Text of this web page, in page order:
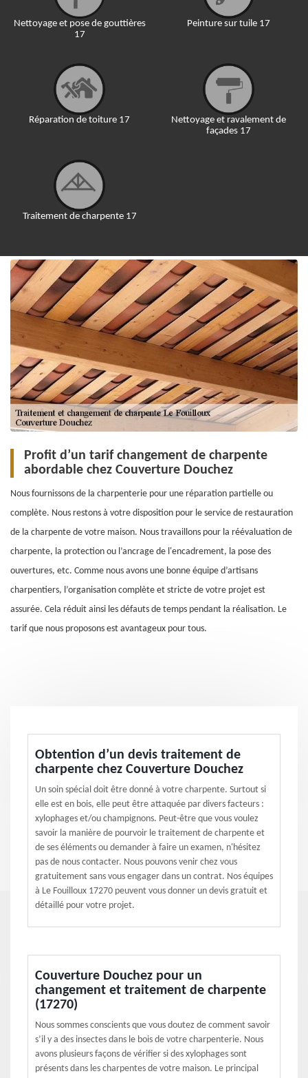
Nettoyage et pose de gouttières
17
Réparation de toiture 17
Traitement de charpente 17
Peinture sur tuile 17
Nettoyage et ravalement de
façades 17
Profit d’un tarif changement de charpente
abordable chez Couverture Douchez
Nous fournissons de la charpenterie pour une réparation partielle ou
complète. Nous restons à votre disposition pour le service de restauration
de la charpente de votre maison. Nous travaillons pour la réévaluation de
charpente, la protection ou l’ancrage de l'encadrement, la pose des
ouvertures, etc. Comme nous avons une bonne équipe d’artisans
charpentiers, l’organisation complète et stricte de votre projet est
assurée. Cela réduit ainsi les défauts de temps pendant la réalisation. Le
tarif que nous proposons est avantageux pour tous.
Obtention d’un devis traitement de
charpente chez Couverture Douchez
Un soin spécial doit être donné à votre charpente. Surtout si
elle est en bois, elle peut être attaquée par divers facteurs :
xylophages et/ou champignons. Peut-être que vous voulez
savoir la manière de pourvoir le traitement de charpente et
de ses éléments ou demander à faire un examen, n'hésitez
pas de nous contacter. Nous pouvons venir chez vous
gratuitement sans vous engager dans un contrat. Nos équipes
à Le Fouilloux 17270 peuvent vous donner un devis gratuit et
détaillé pour votre projet.
Couverture Douchez pour un
changement et traitement de charpente
(17270)
Nous sommes conscients que vous doutez de comment savoir
s’il y a des insectes dans le bois de votre charpenterie. Nous
avons plusieurs façons de vérifier si des xylophages sont
présents dans les charpentes de votre maison. Le principal